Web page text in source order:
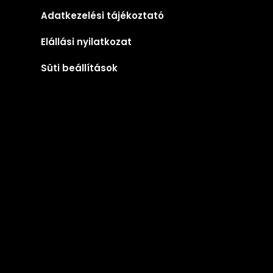
Adatkezelési tájékoztató
Elállási nyilatkozat
Süti beállítások